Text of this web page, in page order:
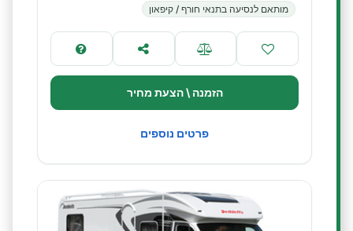
מותאם לנסיעה בתנאי חורף / קיפאון
הזמנה \ הצעת מחיר
פרטים נוספים